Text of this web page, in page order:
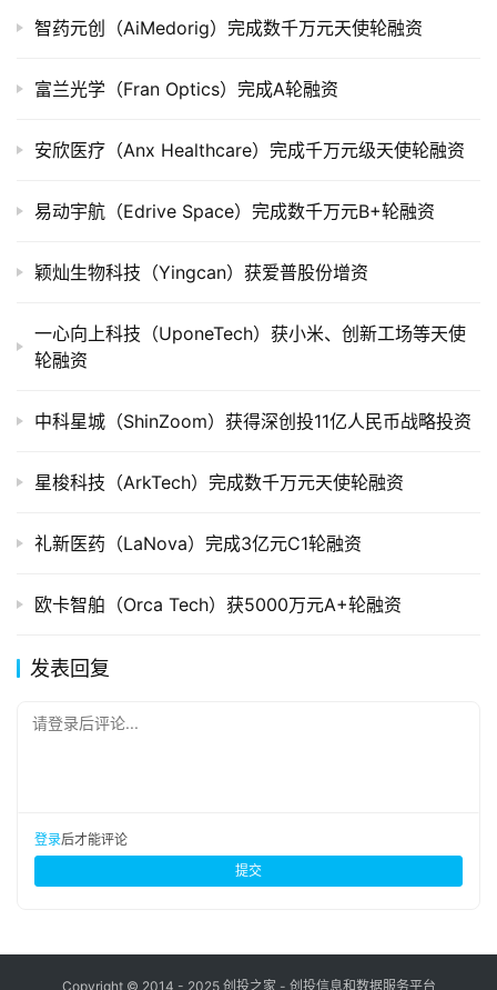
智药元创（AiMedorig）完成数千万元天使轮融资
富兰光学（Fran Optics）完成A轮融资
安欣医疗（Anx Healthcare）完成千万元级天使轮融资
易动宇航（Edrive Space）完成数千万元B+轮融资
颖灿生物科技（Yingcan）获爱普股份增资
一心向上科技（UponeTech）获小米、创新工场等天使
轮融资
中科星城（ShinZoom）获得深创投11亿人民币战略投资
星梭科技（ArkTech）完成数千万元天使轮融资
礼新医药（LaNova）完成3亿元C1轮融资
欧卡智舶（Orca Tech）获5000万元A+轮融资
发表回复
请登录后评论...
登录后才能评论
提交
Copyright © 2014 - 2025 创投之家 - 创投信息和数据服务平台